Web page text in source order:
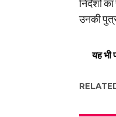
निर्देशों
उनकी
यह भी